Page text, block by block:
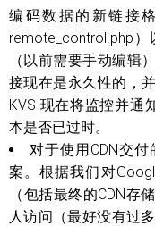
编码数据的新链接
remote_control.php
（以前需要手动编辑
接现在是永久性的，
KVS 现在将监控并通
本是否已过时。
对于使用CDN交
案。根据我们对
（包括最终的CDN存
人访问（最好没有过